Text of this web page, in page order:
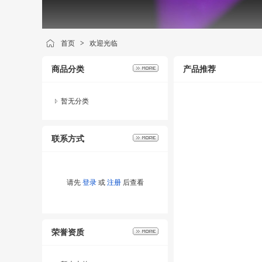
首页 > 欢迎光临
商品分类
暂无分类
联系方式
请先 登录或 注册后查看
荣誉资质
产品推荐